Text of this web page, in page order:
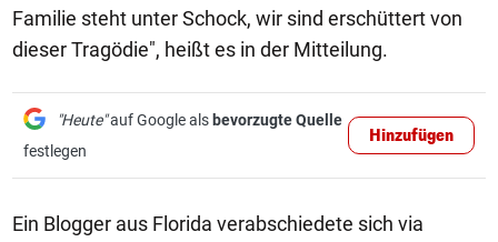
Familie steht unter Schock, wir sind erschüttert von
dieser Tragödie", heißt es in der Mitteilung.
"Heute"auf Google als bevorzugte Quelle
festlegen
Hinzufügen
Ein Blogger aus Florida verabschiedete sich via